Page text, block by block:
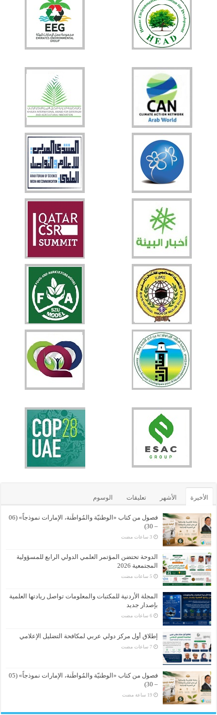
الأخيرة الأشهر تعليقات الوسوم
فصول من كتاب «الوطنيّة والمُواطَنة، الإمارات نموذجاً» (06
– 30)
الدوحة تحتضن المؤتمر العلمي الدولي الرابع للمسؤولية
المجتمعية 2026
المجلة الأردنية للمكتبات والمعلومات تواصل ريادتها العلمية
بإصدار جديد
إطلاق أول مركز دولي عربي لمكافحة التضليل الإعلامي
فصول من كتاب «الوطنيّة والمُواطَنة، الإمارات نموذجاً» (05
– 30)